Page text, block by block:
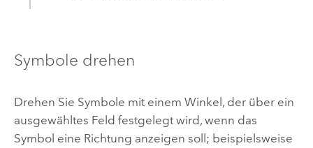
Symbole drehen
Drehen Sie Symbole mit einem Winkel, der über ein
ausgewähltes Feld festgelegt wird, wenn das
Symbol eine Richtung anzeigen soll; beispielsweise